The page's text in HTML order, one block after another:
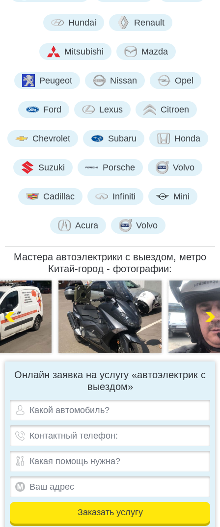
Hundai Renault
Mitsubishi Mazda
Peugeot Nissan Opel
Ford Lexus Citroen
Chevrolet Subaru Honda
Suzuki Porsche Volvo
Cadillac Infiniti Mini
Acura Volvo
Мастера автоэлектрики с выездом, метро
Китай-город - фотографии:
Онлайн заявка на услугу «автоэлектрик с
выездом»
Заказать услугу